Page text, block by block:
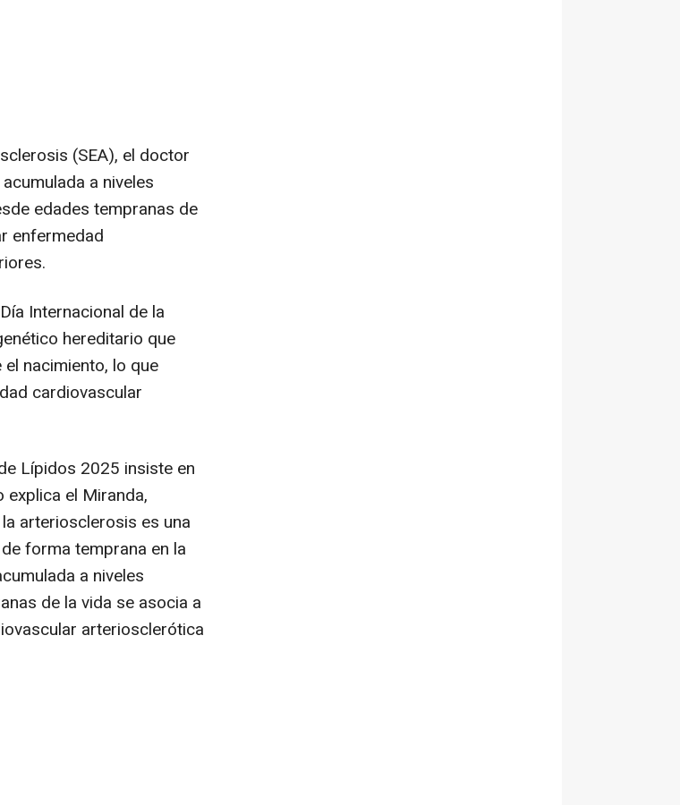
(SEA), el doctor
a niveles
edades tempranas de
enfermedad
Internacional de la
hereditario que
nacimiento, lo que
cardiovascular
Lípidos 2025 insiste en
el Miranda,
arteriosclerosis es una
forma temprana en la
a niveles
de la vida se asocia a
arteriosclerótica